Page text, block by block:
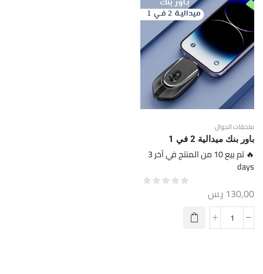
ملحقات الجوال
باور بنك ميدالية 2 في 1
🔥 تم بيع 10 من المنتج في آخر 3
days
130,00 ر.س